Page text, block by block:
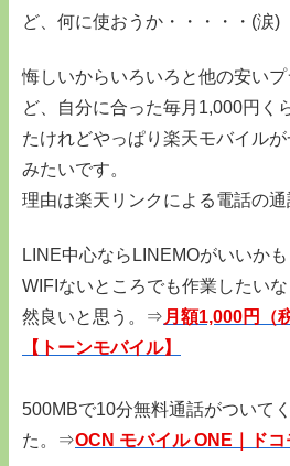
ど、何に使おうか・・・・・(涙)
悔しいからいろいろと他の安い
ど、自分に合った毎月1,000円く
たけれどやっぱり楽天モバイル
みたいです。
理由は楽天リンクによる電話の通
LINE中心ならLINEMOがいいか
WIFIないところでも作業したい
然良いと思う。⇒月額1,000円（
【トーンモバイル】
500MBで10分無料通話がついて
た。⇒OCN モバイル ONE｜ド